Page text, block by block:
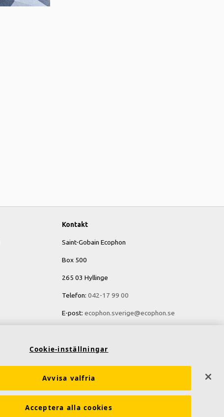
Kontakt
Saint-Gobain Ecophon
Box 500
265 03 Hyllinge
Telefon: 042-17 99 00
E-post: ecophon.sverige@ecophon.se
Cookie-inställningar
Avvisa valfria
Acceptera alla cookies